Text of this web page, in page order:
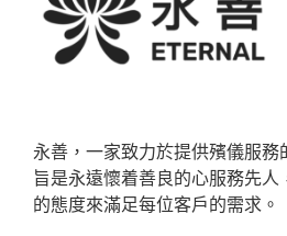
永善，一家致力於提供殯儀服務
旨是永遠懷着善良的心服務先
的態度來滿足每位客戶的需求。